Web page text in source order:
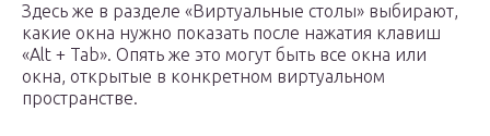
Здесь же в разделе «Виртуальные столы» выбирают,
какие окна нужно показать после нажатия клавиш
«Alt + Tab». Опять же это могут быть все окна или
окна, открытые в конкретном виртуальном
пространстве.